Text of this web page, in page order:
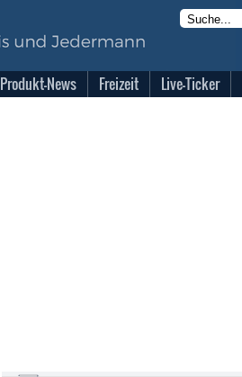
Produkt-News Freizeit Live-Ticker